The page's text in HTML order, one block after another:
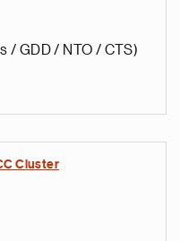
/ GDD / NTO / CTS)
Cluster